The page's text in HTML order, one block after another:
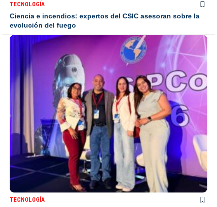
TECNOLOGÍA
Ciencia e incendios: expertos del CSIC asesoran sobre la
evolución del fuego
TECNOLOGÍA